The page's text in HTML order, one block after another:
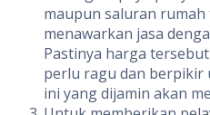
maupun saluran rumah
menawarkan jasa
Pastinya harga
perlu ragu dan berpikir
ini yang dijamin akan